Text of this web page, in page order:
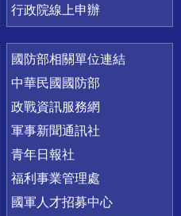
行政院線上申辦
國防部相關單位連結
中華民國國防部
政戰資訊服務網
軍事新聞通訊社
青年日報社
福利事業管理處
國軍人才招募中心